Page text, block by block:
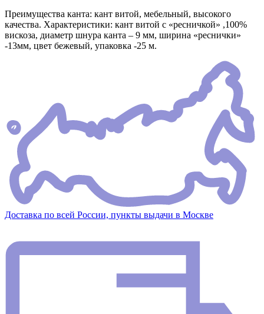
Преимущества канта: кант витой, мебельный, высокого
качества. Характеристики: кант витой с «ресничкой» ,100%
вискоза, диаметр шнура канта – 9 мм, ширина «реснички»
-13мм, цвет бежевый, упаковка -25 м.
Доставка по всей России, пункты выдачи в Москве